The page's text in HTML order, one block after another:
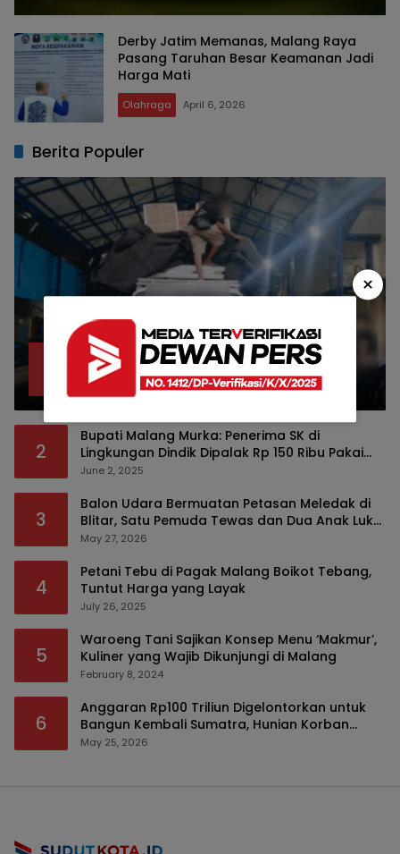
Derby Jatim Memanas, Malang Raya
Pasang Taruhan Besar Keamanan Jadi
Harga Mati
Olahraga April 6, 2026
Berita Populer
Bea Cukai Malang Sita 172 Ribu Batang
Rokok Ilegal Bermodus Kemasan Sabun
April 22, 2026
2
Bupati Malang Murka: Penerima SK di
Lingkungan Dindik Dipalak Rp 150 Ribu Pakai
Modus Tumpengan, KPK Turut Pantau
June 2, 2025
3
Balon Udara Bermuatan Petasan Meledak di
Blitar, Satu Pemuda Tewas dan Dua Anak Luka
Serius
May 27, 2026
4
Petani Tebu di Pagak Malang Boikot Tebang,
Tuntut Harga yang Layak
July 26, 2025
5
Waroeng Tani Sajikan Konsep Menu ‘Makmur’,
Kuliner yang Wajib Dikunjungi di Malang
February 8, 2024
6
Anggaran Rp100 Triliun Digelontorkan untuk
Bangun Kembali Sumatra, Hunian Korban
Bencana Bakal Difokuskan
May 25, 2026
×